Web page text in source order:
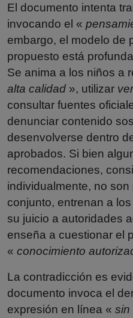
El documento intenta
invocando el «
embargo, el modelo de
propuesto está
Se anima a los niños a
alta calidad », utilizar
consultar fuentes
denunciar contenido
desenvolverse dentro
aprobados. Si bien
recomendaciones,
individualmente, no
conjunto, entrenan a
su juicio a autoridades
enseña a cuestionar el
« conocimiento
La contradicción es
documento invoca el
expresión en línea « sin